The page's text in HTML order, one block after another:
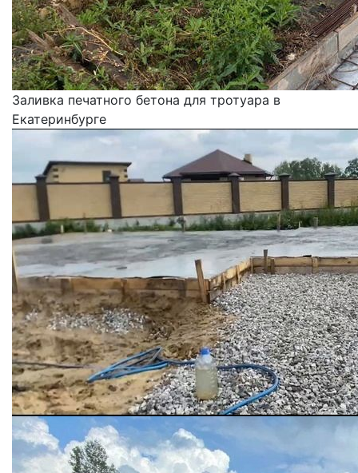
Заливка печатного бетона для тротуара в
Екатеринбурге